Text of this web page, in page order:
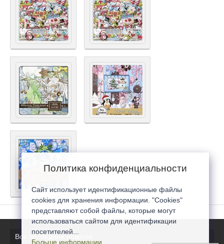
Все последние новости
Политика конфиденциальности
Сайт использует идентификационные файлы
cookies для хранения информации. "Cookies"
представляют собой файлы, которые могут
использоваться сайтом для идентификации
посетителей...
Больше информации